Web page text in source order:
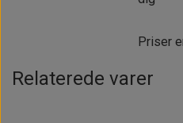
Priser
Relaterede varer